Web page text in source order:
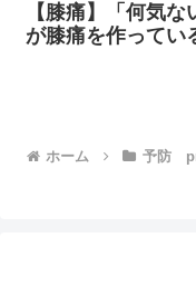
【膝痛】「何気な
が膝痛を作ってい
ホーム 予防